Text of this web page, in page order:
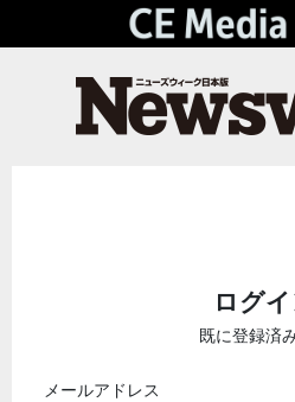
ログ
既に登録済
メールアドレス